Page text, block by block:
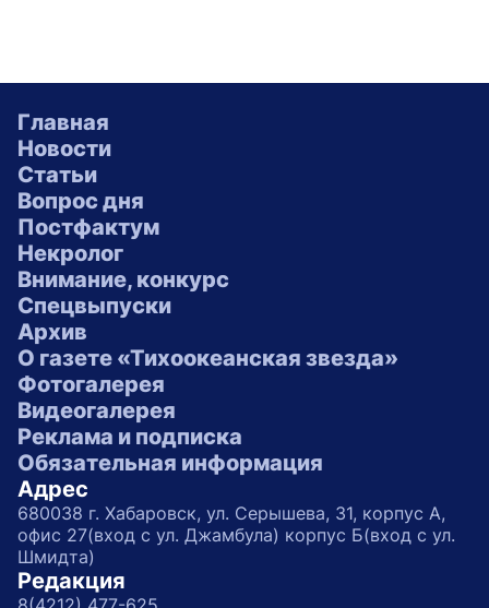
Главная
Новости
Статьи
Вопрос дня
Постфактум
Некролог
Внимание, конкурс
Спецвыпуски
Архив
О газете «Тихоокеанская звезда»
Фотогалерея
Видеогалерея
Реклама и подписка
Обязательная информация
Адрес
680038 г. Хабаровск, ул. Серышева, 31, корпус А,
офис 27(вход с ул. Джамбула) корпус Б(вход с ул.
Шмидта)
Редакция